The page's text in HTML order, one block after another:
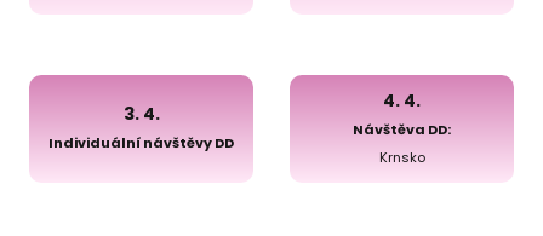
3. 4.
Individuální návštěvy DD
4. 4.
Návštěva DD:
Krnsko